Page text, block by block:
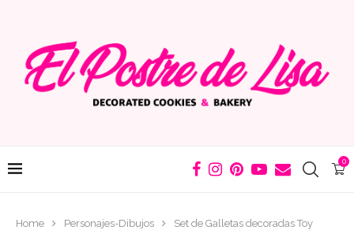
0
Home Personajes-Dibujos
Set de Galletas decoradas Toy